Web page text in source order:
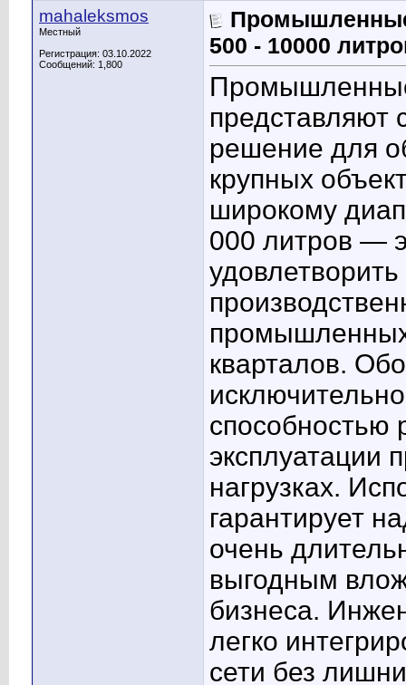
mahaleksmos
Местный
Регистрация: 03.10.2022
Сообщений: 1,800
500 - 10000
представляют
решение для
крупных
широкому
000 литров —
кварталов.
способностью
эксплуатации
нагрузках.
гарантирует
очень
выгодным
бизнеса.
легко
сети без